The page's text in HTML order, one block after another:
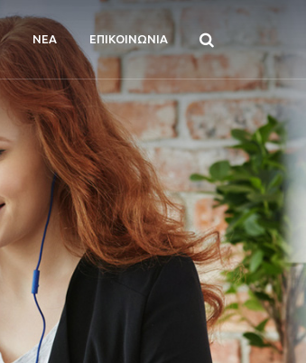
ΝΕΑ ΕΠΙΚΟΙΝΩΝΙΑ